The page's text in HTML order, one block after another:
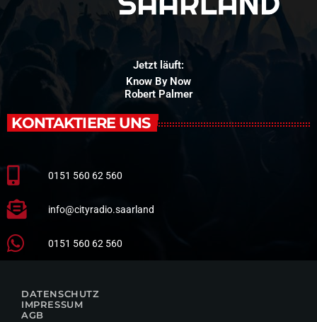
Jetzt läuft:
Know By Now
Robert Palmer
KONTAKTIERE UNS
0151 560 62 560
info@cityradio.saarland
0151 560 62 560
DATENSCHUTZ
IMPRESSUM
AGB